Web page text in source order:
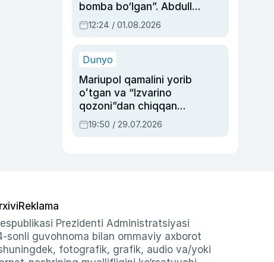
bomba bo‘lgan”. Abdulla
Oripovni siyosiy
ayblovlardan asrab
12:24 / 01.08.2026
Dunyo
Mariupol qamalini yorib
oʻtgan va “Izvarino
qozoni”dan chiqqan
qahramon — Ukraina
armiyasi bosh
19:50 / 29.07.2026
Reklama
Prezidenti Administratsiyasi
sonli guvohnoma bilan ommaviy axborot
fotografik, grafik, audio va/yoki